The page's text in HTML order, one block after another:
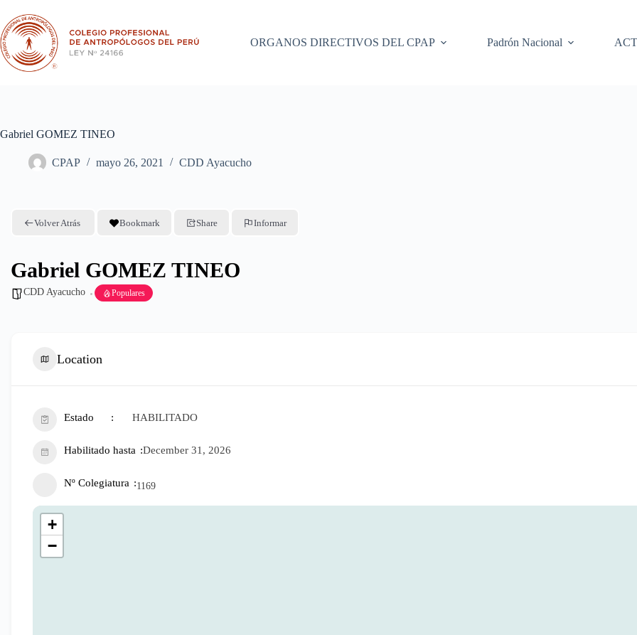
contenido
ORGANOS DIRECTIVOS DEL CPAP
Padrón Nacional
Gabriel GOMEZ TINEO
CPAP mayo 26, 2021 CDD Ayacucho
Volver Atrás Bookmark Share Informar
Gabriel GOMEZ TINEO
CDD Ayacucho Populares
Location
Estado HABILITADO
Habilitado hasta December 31, 2026
Nº Colegiatura 1169
+
−